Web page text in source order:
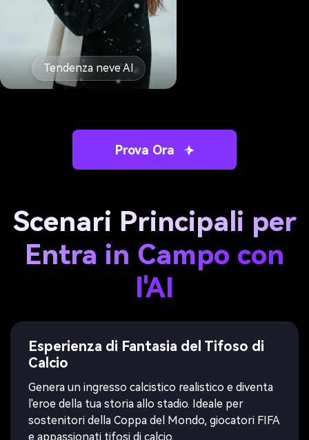
Tendenza neve AI
Prova Ora
Scenari Principali per
Entra in Campo con
l'AI
Esperienza di Fantasia del Tifoso di
Calcio
Genera un ingresso calcistico realistico e diventa
l'eroe della tua storia allo stadio. Ideale per
sostenitori della Coppa del Mondo, giocatori FIFA
e appassionati tifosi di calcio.